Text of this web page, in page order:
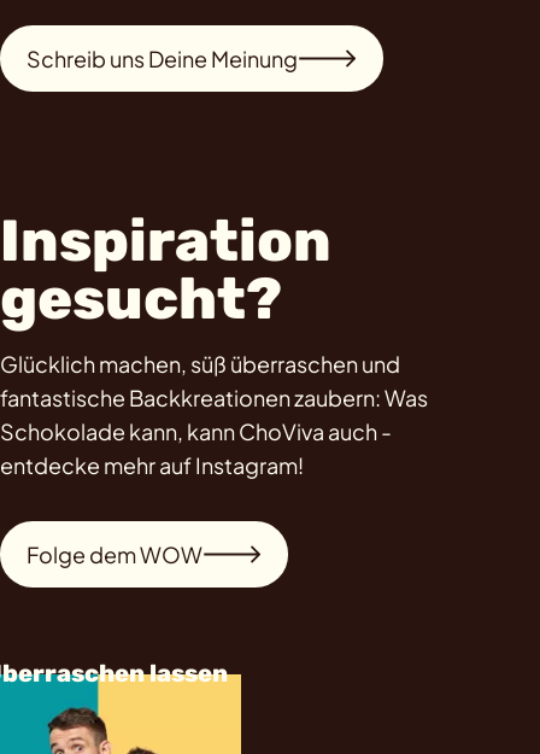
Schreib uns Deine Meinung
Inspiration
gesucht?
Glücklich machen, süß überraschen und
fantastische Backkreationen zaubern: Was
Schokolade kann, kann ChoViva auch -
entdecke mehr auf Instagram!
Folge dem WOW
lassen